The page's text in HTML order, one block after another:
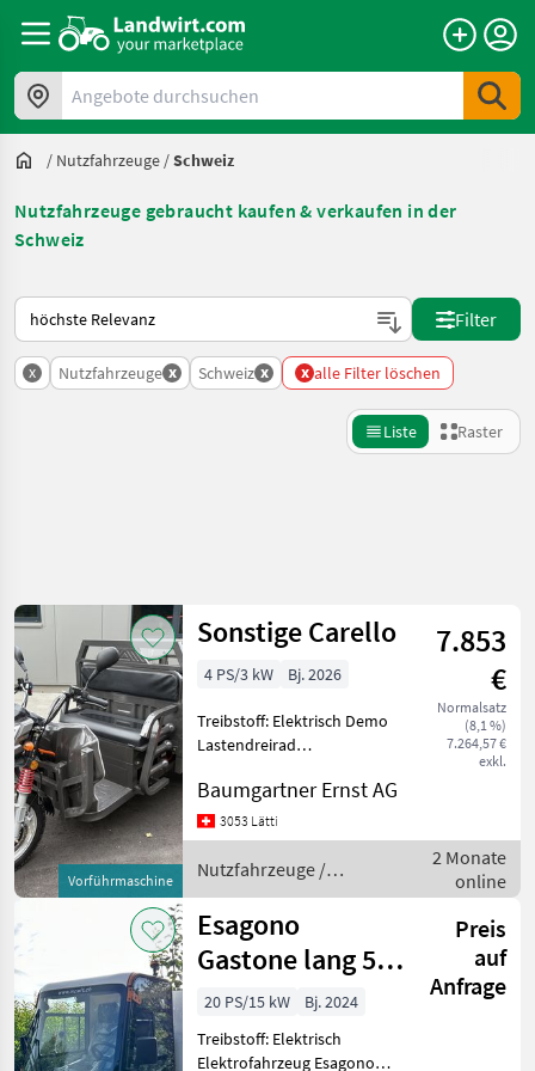
Angebote durchsuchen
/ Nutzfahrzeuge /Schweiz
Nutzfahrzeuge gebraucht kaufen & verkaufen in der
Schweiz
So wird auf Landwirt.com sortiert
Filter
x Nutzfahrzeuge x Schweiz x x alle Filter löschen
Liste Raster
Kategorie 2 Land Filter
AKTUELLER
PFAD
PKW /
LKW /
Moped
Nutzfahrzeuge
KATEGORIE
Transporter bis 3.5 Tonnen
MARKEN
Zurücksetzen
Ergebnisse
anzeigen
Vorführmaschine
Sonstige Carello
7.853
€
Normalsatz
(8,1 %)
7.264,57 €
exkl.
4 PS/3 kW Bj. 2026
Treibstoff: Elektrisch Demo
Lastendreirad
bis 3.5 Tonnen
Baumgartner Ernst AG
3053 Lätti
Nutzfahrzeuge /
Sonstige
2 Monate
online
Esagono
Gastone lang 55
km/h
Preis
auf
Anfrage
20 PS/15 kW
Bj. 2024
Treibstoff: Elektrisch
Elektrofahrzeug Esagono